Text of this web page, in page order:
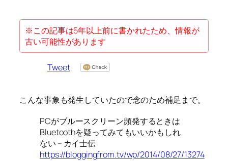
※この記事は5年以上前に書かれたため、情報が
古い可能性があります
Tweet
こんな事象も発生していたので念のため補足まで。
PCがブルースクリーン頻発するときは
Bluetoothを疑ってみてもいいかもしれ
ない – カイ士伝
https://bloggingfrom.tv/wp/2014/08/27/13274